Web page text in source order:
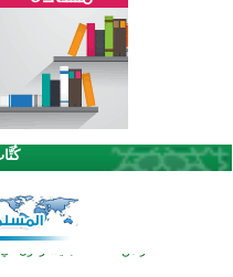
اختتام الدورة التاسعة لمسابقة
تيسليتش تختتم برنامجا تعليميا
اختتام منافسات قرآنية متميزة في
افتتاح تاريخي لأول مسجد في